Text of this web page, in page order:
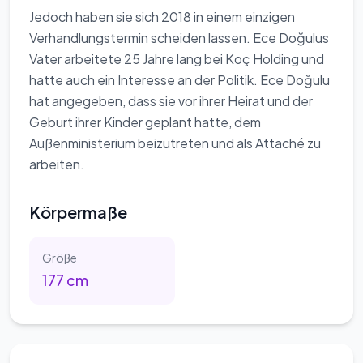
Jedoch haben sie sich 2018 in einem einzigen
Verhandlungstermin scheiden lassen. Ece Doğulus
Vater arbeitete 25 Jahre lang bei Koç Holding und
hatte auch ein Interesse an der Politik. Ece Doğulu
hat angegeben, dass sie vor ihrer Heirat und der
Geburt ihrer Kinder geplant hatte, dem
Außenministerium beizutreten und als Attaché zu
arbeiten.
Körpermaße
Größe
177 cm